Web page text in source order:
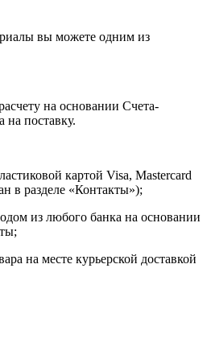
вы можете одним из
на основании Счета-
на поставку.
картой Visa, Mastercard
в разделе «Контакты»);
из любого банка на основании
на месте курьерской доставкой